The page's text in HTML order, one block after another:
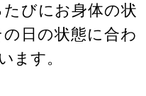
びにお身体の状
日の状態に合わ
ます。